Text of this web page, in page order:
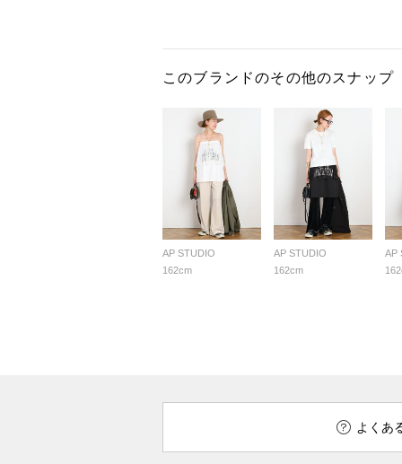
このブランドのその他のスナップ
AP STUDIO
162cm
AP STUDIO
162cm
AP
よくあ